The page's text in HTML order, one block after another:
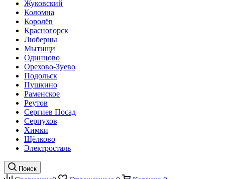
Жуковский
Коломна
Королёв
Красногорск
Люберцы
Мытищи
Одинцово
Орехово-Зуево
Подольск
Пушкино
Раменское
Реутов
Сергиев Посад
Серпухов
Химки
Щёлково
Электросталь
Поиск